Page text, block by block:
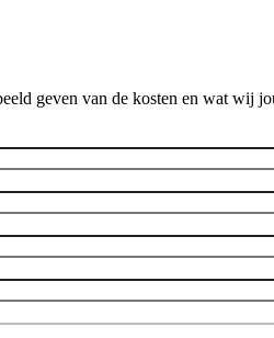
geven van de kosten en wat wij